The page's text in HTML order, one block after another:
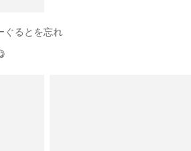
ぐるとを忘れ